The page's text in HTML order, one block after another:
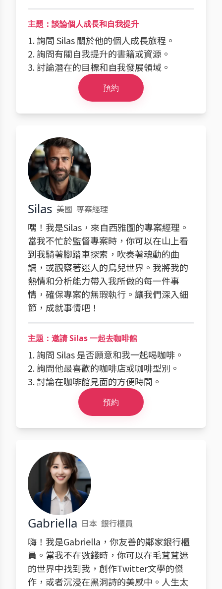
主題：談論個人成長和自我提升
1. 詢問 Silas 關於他的個人成長旅程。
2. 詢問有關自我提升的書籍或資源。
3. 討論潛在的目標和自我發展領域。
預約
Silas 美國 專案經理
嘿！我是Silas，來自西雅圖的專案經理。
當我不忙於監督專案時，你可以在山上看
到我騎著腳踏車探索，吹奏著魂動的曲
調，或觀察著迷人的鳥兒世界。我將我的
熱情和分析能力帶入我所做的每一件事
情，確保專案的無瑕執行。讓我們深入細
節，成就事情吧！
主題：邀請 Silas 一起去咖啡館
1. 詢問 Silas 是否願意和我一起喝咖啡。
2. 詢問他最喜歡的咖啡店或咖啡型別。
3. 討論在咖啡館見面的方便時間。
預約
Gabriella 日本 銀行櫃員
嗨！我是Gabriella，你友善的鄰家銀行櫃
員。當我不在數錢時，你可以在毛茸茸迷
的世界中找到我，創作Twitter文學的傑
作，或者沉浸在黑洞詩的美感中。人生太